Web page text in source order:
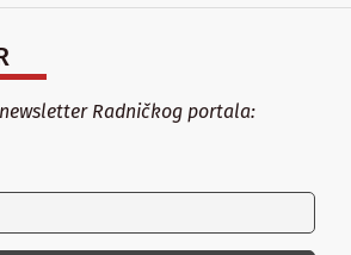
Radničkog portala: